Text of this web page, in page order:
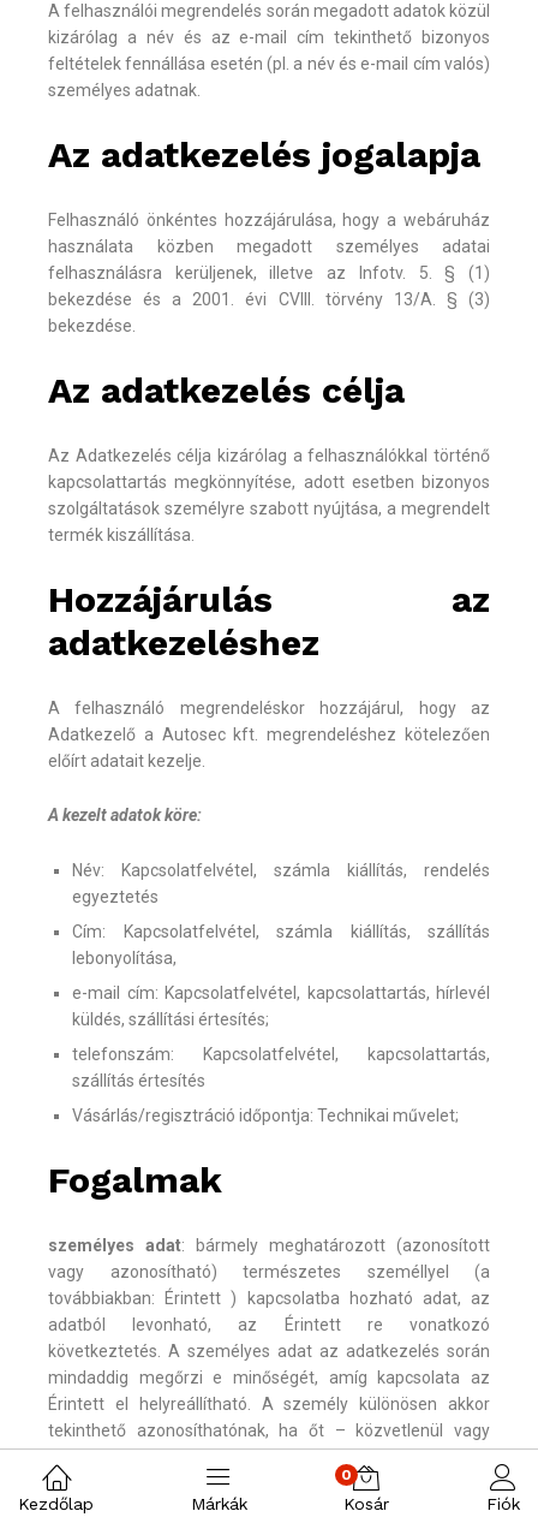
Kezdőlap Márkák
0
Kosár Fiók
A felhasználói megrendelés során megadott adatok közül
kizárólag a név és az e-mail cím tekinthető bizonyos
feltételek fennállása esetén (pl. a név és e-mail cím valós)
személyes adatnak.
Az adatkezelés jogalapja
Felhasználó önkéntes hozzájárulása, hogy a webáruház
használata közben megadott személyes adatai
felhasználásra kerüljenek, illetve az Infotv. 5. § (1)
bekezdése és a 2001. évi CVIII. törvény 13/A. § (3)
bekezdése.
Az adatkezelés célja
Az Adatkezelés célja kizárólag a felhasználókkal történő
kapcsolattartás megkönnyítése, adott esetben bizonyos
szolgáltatások személyre szabott nyújtása, a megrendelt
termék kiszállítása.
Hozzájárulás az
adatkezeléshez
A felhasználó megrendeléskor hozzájárul, hogy az
Adatkezelő a Autosec kft. megrendeléshez kötelezően
előírt adatait kezelje.
A kezelt adatok köre:
Név: Kapcsolatfelvétel, számla kiállítás, rendelés
egyeztetés
Cím: Kapcsolatfelvétel, számla kiállítás, szállítás
lebonyolítása,
e-mail cím: Kapcsolatfelvétel, kapcsolattartás, hírlevél
küldés, szállítási értesítés;
telefonszám: Kapcsolatfelvétel, kapcsolattartás,
szállítás értesítés
Vásárlás/regisztráció időpontja: Technikai művelet;
Fogalmak
személyes adat: bármely meghatározott (azonosított
vagy azonosítható) természetes személlyel (a
továbbiakban: Érintett ) kapcsolatba hozható adat, az
adatból levonható, az Érintett re vonatkozó
következtetés. A személyes adat az adatkezelés során
mindaddig megőrzi e minőségét, amíg kapcsolata az
Érintett el helyreállítható. A személy különösen akkor
tekinthető azonosíthatónak, ha őt – közvetlenül vagy
fizikai, fiziológiai, mentális, gazdasági, kulturális vagy
szociális azonosságára jellemző tényező alapján